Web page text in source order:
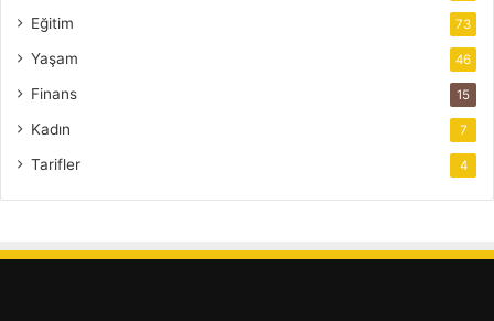
Eğitim 73
Yaşam 46
Finans 15
Kadın 7
Tarifler 4